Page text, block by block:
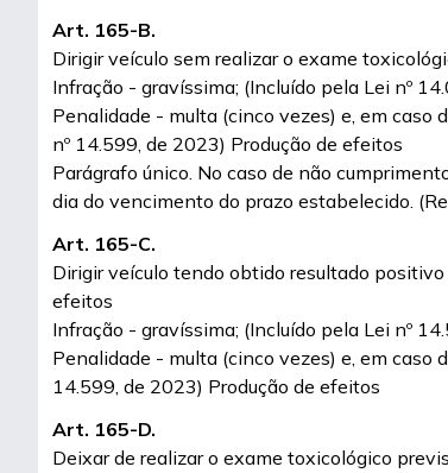
Art. 165-B.
Dirigir veículo sem realizar o exame
Infração - gravíssima; (Incluído pela Lei nº
Penalidade - multa (cinco vezes) e, em caso
nº 14.599, de 2023) Produção de efeitos
Parágrafo único. No caso de não
dia do vencimento do prazo estabelecido.
Art. 165-C.
Dirigir veículo tendo obtido resultado
efeitos
Infração - gravíssima; (Incluído pela Lei nº
Penalidade - multa (cinco vezes) e, em caso
14.599, de 2023) Produção de efeitos
Art. 165-D.
Deixar de realizar o exame toxicológico